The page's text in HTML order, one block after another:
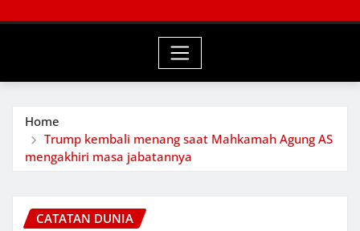
Home
Trump kеmbаlі mеnаng ѕааt Mahkamah Agung AS
mеngаkhіrі masa jаbаtаnnуа
CATATAN DUNIA